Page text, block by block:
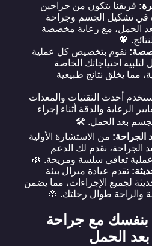
فريقنا يتكون من جراحين
في تشكيل الجسم وجراحة
الحمل، مع رعاية مخصصة
💖
نقوم بتخصيص كل عملية
احتياجاتك الخاصة
مما يخلق نتائج طبيعية
أحدث التقنيات والمعدات
الرعاية والدقة أثناء إجراء
بعد الحمل. 🛠️
الجراحة: من الاستشارة الأولية
الجراحة، نقدم لك الدعم
تعافي سلسة ومريحة. 🌿
تقدم عيادة ميرال بيئة
لجميع الإجراءات، مما يضمن
والراحة طوال رحلتك. 🌸
بنفسك مع جراحة
الحمل